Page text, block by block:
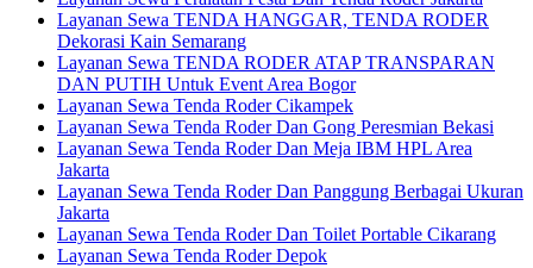
Layanan Sewa TENDA HANGGAR, TENDA RODER
Dekorasi Kain Semarang
Layanan Sewa TENDA RODER ATAP TRANSPARAN
DAN PUTIH Untuk Event Area Bogor
Layanan Sewa Tenda Roder Cikampek
Layanan Sewa Tenda Roder Dan Gong Peresmian Bekasi
Layanan Sewa Tenda Roder Dan Meja IBM HPL Area
Jakarta
Layanan Sewa Tenda Roder Dan Panggung Berbagai Ukuran
Jakarta
Layanan Sewa Tenda Roder Dan Toilet Portable Cikarang
Layanan Sewa Tenda Roder Depok